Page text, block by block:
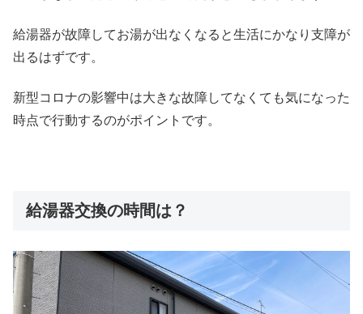
給湯器が故障してお湯が出なくなると生活にかなり支障が
出るはずです。
新型コロナの影響中は大きな故障してなくても気になった
時点で行動するのがポイントです。
給湯器交換の時間は？